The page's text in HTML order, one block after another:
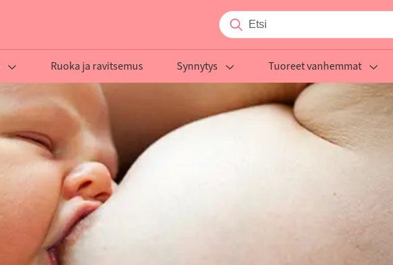
Ruoka ja ravitsemus Synnytys Tuoreet vanhemmat